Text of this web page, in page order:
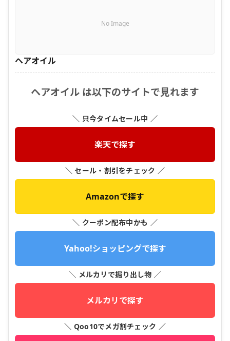
No Image
ヘアオイル
ヘアオイル は以下のサイトで見れます
＼ 只今タイムセール中 ／
楽天で探す
＼ セール・割引をチェック ／
Amazonで探す
＼ クーポン配布中かも ／
Yahoo!ショッピングで探す
＼ メルカリで掘り出し物 ／
メルカリで探す
＼ Qoo10でメガ割チェック ／